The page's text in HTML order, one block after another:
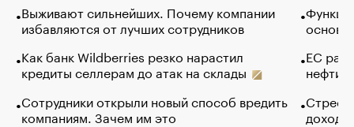
Выживают сильнейших. Почему компании
избавляются от лучших сотрудников
Как банк Wildberries резко нарастил
кредиты селлерам до атак на склады
Сотрудники открыли новый способ вредить
компаниям. Зачем им это
основ
ЕС
нефти